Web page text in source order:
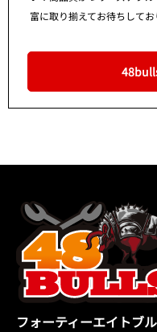
富に取り揃えてお待ちしてお
フォーティーエイトブ